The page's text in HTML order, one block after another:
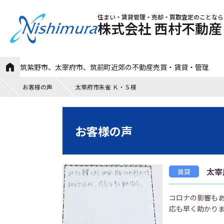
住まい・賃貸管理・売却・買取査定のことなら
株式会社 西村不動産
筑紫野市、太宰府市、筑前町近郊の不動産売買・賃貸・管理
お客様の声 太宰府市朱雀 Ｋ・Ｓ様
お客様の声
賃貸 太
コロナの影響も
応も早く助かり